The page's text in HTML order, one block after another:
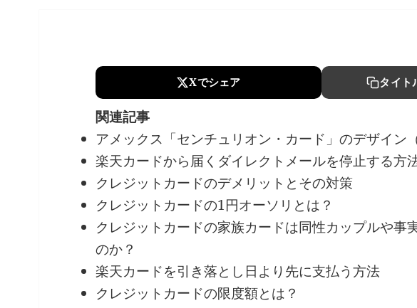
Xでシェア タイト
関連記事
アメックス「センチュリオン・カード」のデザイン
楽天カードから届くダイレクトメールを停止する方
クレジットカードのデメリットとその対策
クレジットカードの1円オーソリとは？
クレジットカードの家族カードは同性カップルや事
のか？
楽天カードを引き落とし日より先に支払う方法
クレジットカードの限度額とは？